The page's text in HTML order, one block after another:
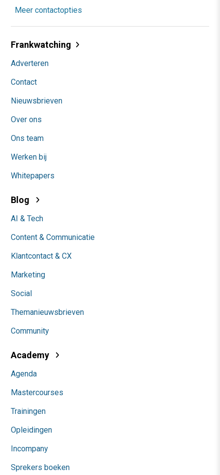
Meer contactopties
Frankwatching
Adverteren
Contact
Nieuwsbrieven
Over ons
Ons team
Werken bij
Whitepapers
Blog
AI & Tech
Content & Communicatie
Klantcontact & CX
Marketing
Social
Themanieuwsbrieven
Community
Academy
Agenda
Mastercourses
Trainingen
Opleidingen
Incompany
Sprekers boeken